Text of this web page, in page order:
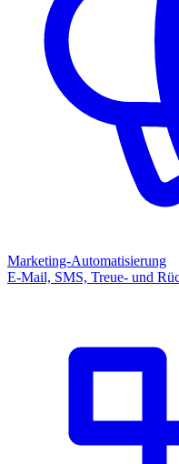
Marketing-Automatisierung
E-Mail, SMS, Treue- und